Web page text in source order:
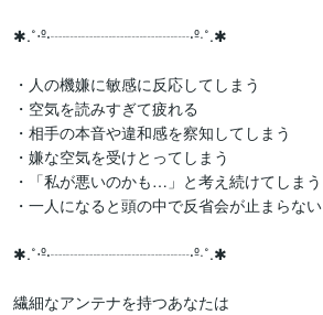
✱.˚‧º‧┈┈┈┈┈┈┈┈┈‧º·˚.✱
・人の機嫌に敏感に反応してしまう
・空気を読みすぎて疲れる
・相手の本音や違和感を察知してしまう
・嫌な空気を受けとってしまう
・「私が悪いのかも…」と考え続けてしまう
・一人になると頭の中で反省会が止まらない
✱.˚‧º‧┈┈┈┈┈┈┈┈┈‧º·˚.✱
繊細なアンテナを持つあなたは